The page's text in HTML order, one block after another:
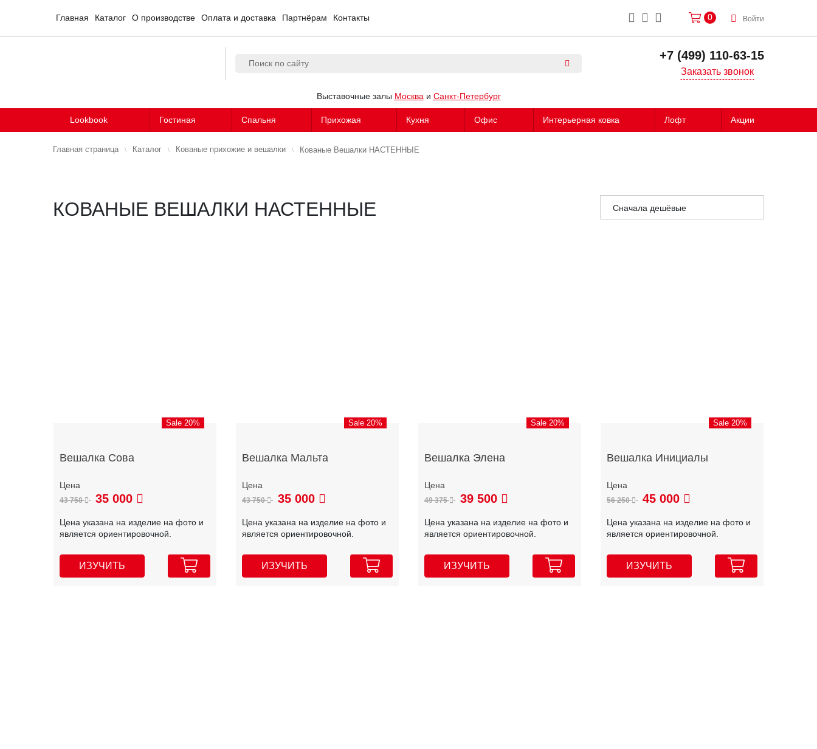
Главная Каталог О производстве Оплата и доставка Партнёрам Контакты 0 Войти
+7 (499) 110-63-15
Заказать звонок
Выставочные залы Москва и Санкт-Петербург
Lookbook Гостиная Спальня Прихожая Кухня Офис Интерьерная ковка Лофт Акции
Главная страница Каталог Кованые прихожие и вешалки Кованые Вешалки НАСТЕННЫЕ
КОВАНЫЕ ВЕШАЛКИ НАСТЕННЫЕ
Сначала дешёвые
Sale 20%
Вешалка Сова
43 750 35 000
Цена указана на изделие на фото и
является ориентировочной.
ИЗУЧИТЬ
Sale 20%
Вешалка Мальта
43 750 35 000
Цена указана на изделие на фото и
является ориентировочной.
ИЗУЧИТЬ
Sale 20%
Вешалка Элена
49 375 39 500
Цена указана на изделие на фото и
является ориентировочной.
ИЗУЧИТЬ
Sale 20%
Вешалка Инициалы
56 250 45 000
Цена указана на изделие на фото и
является ориентировочной.
ИЗУЧИТЬ